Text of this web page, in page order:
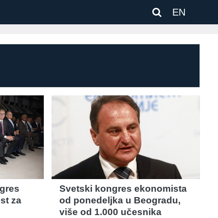
EN
za
Svetski kongres ekonomista
od ponedeljka u Beogradu,
više od 1.000 učesnika